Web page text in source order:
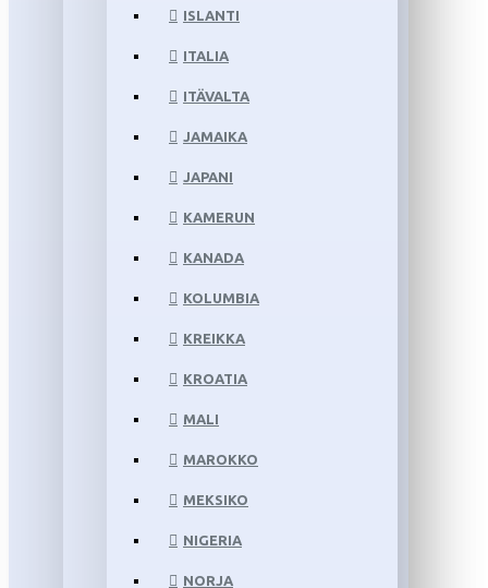
ISLANTI
ITALIA
ITÄVALTA
JAMAIKA
JAPANI
KAMERUN
KANADA
KOLUMBIA
KREIKKA
KROATIA
MALI
MAROKKO
MEKSIKO
NIGERIA
NORJA